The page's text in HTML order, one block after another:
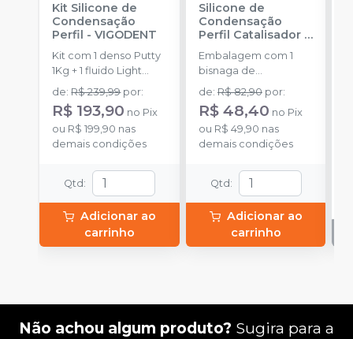
Kit Silicone de
Condensação
Perfil -VIGODENT
Kit com 1 denso Putty
1Kg + 1 fluido Light
Body 120g + 1
catalisador 60ml.
de:R$ 239,99 por:
R$ 193,90 no Pix
ou R$ 199,90 nas
demais condições
Qtd :
Adicionar ao
carrinho
Silicone de
Condensação
Perfil Catalisador-
VIGODENT
Embalagem com 1
bisnaga de
catalisador com 50g.
de: R$ 82,90 por:
R$ 48,40 no Pix
ou R$ 49,90 nas
demais condições
Qtd :
Adicionar ao
carrinho
Não achou algum produto? Sugira para a